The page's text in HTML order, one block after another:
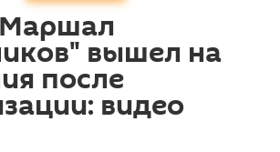
вышел на
после
видео